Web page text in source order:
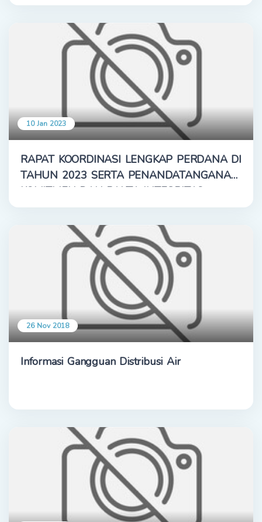
10 Jan 2023
RAPAT KOORDINASI LENGKAP PERDANA DI
TAHUN 2023 SERTA PENANDATANGANAN
KOMITMEN DAN PAKTA INTEGRITAS
26 Nov 2018
Informasi Gangguan Distribusi Air